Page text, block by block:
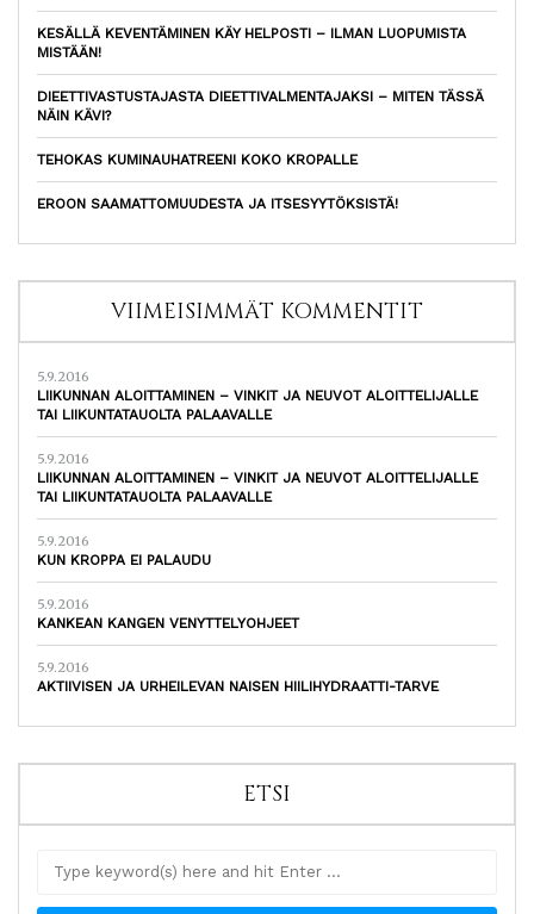
KESÄLLÄ KEVENTÄMINEN KÄY HELPOSTI – ILMAN LUOPUMISTA
MISTÄÄN!
DIEETTIVASTUSTAJASTA DIEETTIVALMENTAJAKSI – MITEN TÄSSÄ
NÄIN KÄVI?
TEHOKAS KUMINAUHATREENI KOKO KROPALLE
EROON SAAMATTOMUUDESTA JA ITSESYYTÖKSISTÄ!
VIIMEISIMMÄT KOMMENTIT
5.9.2016
LIIKUNNAN ALOITTAMINEN – VINKIT JA NEUVOT ALOITTELIJALLE
TAI LIIKUNTATAUOLTA PALAAVALLE
5.9.2016
LIIKUNNAN ALOITTAMINEN – VINKIT JA NEUVOT ALOITTELIJALLE
TAI LIIKUNTATAUOLTA PALAAVALLE
5.9.2016
KUN KROPPA EI PALAUDU
5.9.2016
KANKEAN KANGEN VENYTTELYOHJEET
5.9.2016
AKTIIVISEN JA URHEILEVAN NAISEN HIILIHYDRAATTI-TARVE
ETSI